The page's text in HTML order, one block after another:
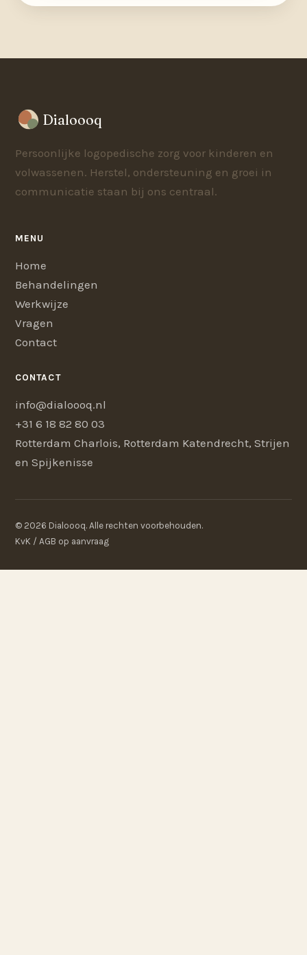
Dialoooq
Persoonlijke logopedische zorg voor kinderen en
volwassenen. Herstel, ondersteuning en groei in
communicatie staan bij ons centraal.
MENU
Home
Behandelingen
Werkwijze
Vragen
Contact
CONTACT
info@dialoooq.nl
+31 6 18 82 80 03
Rotterdam Charlois, Rotterdam Katendrecht, Strijen
en Spijkenisse
© 2026 Dialoooq. Alle rechten voorbehouden.
KvK / AGB op aanvraag